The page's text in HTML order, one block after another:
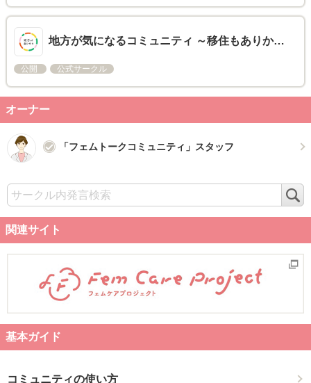
地方が気になるコミュニティ ～移住もありか…
公開 公式サークル
オーナー
「フェムトークコミュニティ」スタッフ
関連サイト
基本ガイド
コミュニティの使い方